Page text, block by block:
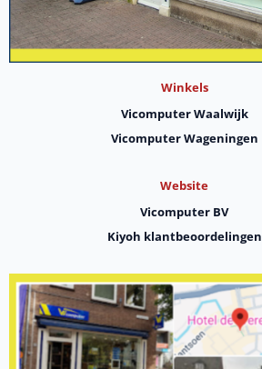
Winkels
Vicomputer Waalwijk
Vicomputer Wageningen
Website
Vicomputer BV
Kiyoh klantbeoordelingen